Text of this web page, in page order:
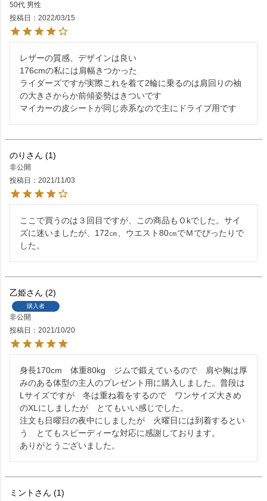
50代 男性
投稿日
2022/03/15
レザーの質感、デザインは良い
176cmの私には肩幅きつかった
ライダーズですが実際これを着て2輪に乗るのは肩回りの袖
の大きさからか前傾姿勢はきついです
マイカーの皮シートが同じ赤系なので主にドライブ用です
のり 1
非公開
投稿日
2021/11/03
ここで買うのは３回目ですが、この商品もＯkでした。サイ
ズに迷いましたが、172㎝、ウエスト80㎝でＭでぴったりで
した。
乙姫 2
購入者
非公開
投稿日
2021/10/20
身長170cm　体重80kg　ジムで鍛えているので　肩や胸は厚
みのある体型の主人のプレゼント用に購入しました。普段は
Lサイズですが　冬は重ね着をするので　ワンサイズ大きめ
のXLにしましたが　とてもいい感じでした。
注文も日曜日の夜中にしましたが　火曜日には到着するとい
う　とてもスピーディーな対応に感謝しております。
ありがとうございました。
ミント 1